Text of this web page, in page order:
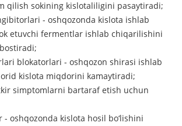
qilish sokining kislotaliligini pasaytiradi;
- oshqozonda kislota ishlab
etuvchi fermentlar ishlab chiqarilishini
blokatorlari - oshqozon shirasi ishlab
kislota miqdorini kamaytiradi;
simptomlarni bartaraf etish uchun
oshqozonda kislota hosil bo‘lishini